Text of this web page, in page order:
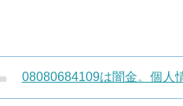
08080684109は闇金。個人